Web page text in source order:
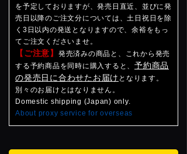
を予定しておりますが、発売日直近、並びに発
売日以降のご注文分については、土日祝日を除
く3日以内の発送となりますので、余裕をもっ
てご注文くださいませ。
【ご注意】 発売済みの商品と、これから発売
する予約商品を同時に購入すると、 予約商品
の発売日に合わせたお届け となります。
別々のお届けとはなりません。
Domestic shipping (Japan) only.
About proxy service for overseas